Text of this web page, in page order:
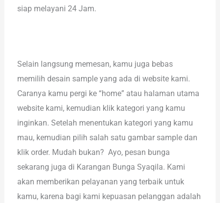
siap melayani 24 Jam.
Selain langsung memesan, kamu juga bebas
memilih desain sample yang ada di website kami.
Caranya kamu pergi ke “home” atau halaman utama
website kami, kemudian klik kategori yang kamu
inginkan. Setelah menentukan kategori yang kamu
mau, kemudian pilih salah satu gambar sample dan
klik order. Mudah bukan? Ayo, pesan bunga
sekarang juga di Karangan Bunga Syaqila. Kami
akan memberikan pelayanan yang terbaik untuk
kamu, karena bagi kami kepuasan pelanggan adalah